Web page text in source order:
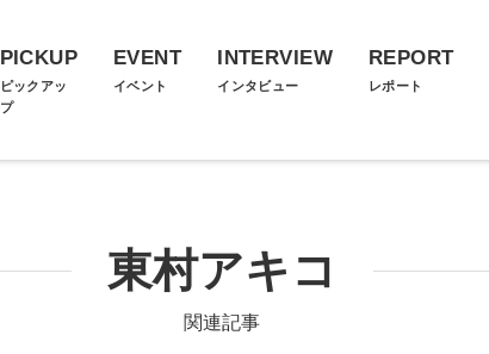
PICKUP
ピックアッ
プ
EVENT
イベント
INTERVIEW
インタビュー
REPORT
レポート
東村アキコ
関連記事